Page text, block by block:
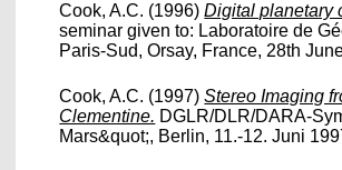
Cook, A.C. (1996)Digital planetary
seminar given to: Laboratoire de
Paris-Sud, Orsay, France, 28th
Cook, A.C. (1997)Stereo Imaging
Clementine. DGLR/DLR/DARA-
Mars&quot;, Berlin, 11.-12. Juni